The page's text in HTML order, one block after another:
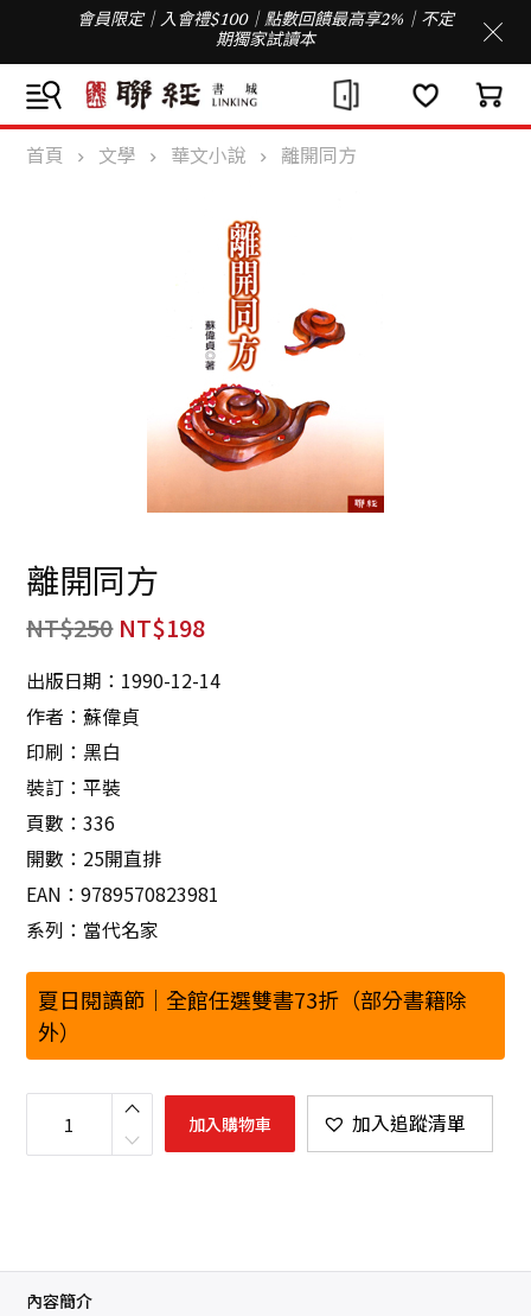
會員限定｜入會禮$100｜點數回饋最高享2%｜不定
期獨家試讀本
首頁 文學 華文小說 離開同方
離開同方
NT$250 NT$198
出版日期：1990-12-14
作者：蘇偉貞
印刷：黑白
裝訂：平裝
頁數：336
開數：25開直排
EAN：9789570823981
系列：當代名家
夏日閱讀節｜全館任選雙書73折（部分書籍除
外）
離
方
加入購物車 加入追蹤清單
內容簡介